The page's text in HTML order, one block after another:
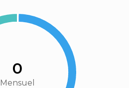
0
Mensuel